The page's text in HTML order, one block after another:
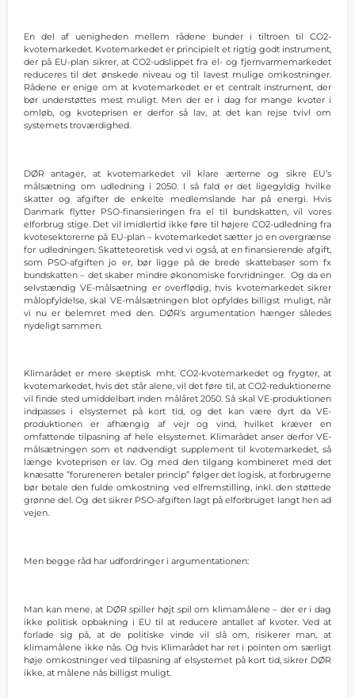
En del af uenigheden mellem rådene bunder i tiltroen til CO2-
kvotemarkedet. Kvotemarkedet er principielt et rigtig godt instrument,
der på EU-plan sikrer, at CO2-udslippet fra el- og fjernvarmemarkedet
reduceres til det ønskede niveau og til lavest mulige omkostninger.
Rådene er enige om at kvotemarkedet er et centralt instrument, der
bør understøttes mest muligt. Men der er i dag for mange kvoter i
omløb, og kvoteprisen er derfor så lav, at det kan rejse tvivl om
systemets troværdighed.
DØR antager, at kvotemarkedet vil klare ærterne og sikre EU’s
målsætning om udledning i 2050. I så fald er det ligegyldig hvilke
skatter og afgifter de enkelte medlemslande har på energi. Hvis
Danmark flytter PSO-finansieringen fra el til bundskatten, vil vores
elforbrug stige. Det vil imidlertid ikke føre til højere CO2-udledning fra
kvotesektorerne på EU-plan – kvotemarkedet sætter jo en overgrænse
for udledningen. Skatteteoretisk ved vi også, at en finansierende afgift,
som PSO-afgiften jo er, bør ligge på de brede skattebaser som fx
bundskatten – det skaber mindre økonomiske forvridninger. Og da en
selvstændig VE-målsætning er overflødig, hvis kvotemarkedet sikrer
målopfyldelse, skal VE-målsætningen blot opfyldes billigst muligt, når
vi nu er belemret med den. DØR’s argumentation hænger således
nydeligt sammen.
Klimarådet er mere skeptisk mht. CO2-kvotemarkedet og frygter, at
kvotemarkedet, hvis det står alene, vil det føre til, at CO2-reduktionerne
vil finde sted umiddelbart inden målåret 2050. Så skal VE-produktionen
indpasses i elsystemet på kort tid, og det kan være dyrt da VE-
produktionen er afhængig af vejr og vind, hvilket kræver en
omfattende tilpasning af hele elsystemet. Klimarådet anser derfor VE-
målsætningen som et nødvendigt supplement til kvotemarkedet, så
længe kvoteprisen er lav. Og med den tilgang kombineret med det
knæsatte ”forureneren betaler princip” følger det logisk, at forbrugerne
bør betale den fulde omkostning ved elfremstilling, inkl. den støttede
grønne del. Og det sikrer PSO-afgiften lagt på elforbruget langt hen ad
vejen.
Men begge råd har udfordringer i argumentationen:
Man kan mene, at DØR spiller højt spil om klimamålene – der er i dag
ikke politisk opbakning i EU til at reducere antallet af kvoter. Ved at
forlade sig på, at de politiske vinde vil slå om, risikerer man, at
klimamålene ikke nås. Og hvis Klimarådet har ret i pointen om særligt
høje omkostninger ved tilpasning af elsystemet på kort tid, sikrer DØR
ikke, at målene nås billigst muligt.